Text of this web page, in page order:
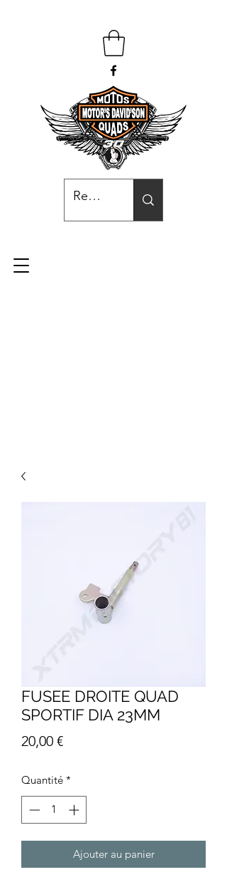
FUSEE DROITE QUAD
SPORTIF DIA 23MM
20,00 €Prix
Quantité *
Ajouter au panier